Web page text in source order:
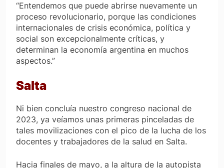
“Entendemos que puede abrirse nuevamente un
proceso revolucionario, porque las condiciones
internacionales de crisis económica, política y
social son excepcionalmente críticas, y
determinan la economía argentina en muchos
aspectos.”
Salta
Ni bien concluía nuestro congreso nacional de
2023, ya veíamos unas primeras pinceladas de
tales movilizaciones con el pico de la lucha de los
docentes y trabajadores de la salud en Salta.
Hacia finales de mayo, a la altura de la autopista